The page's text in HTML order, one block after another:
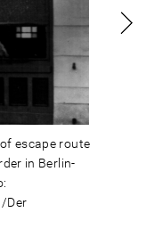
escape route
in Berlin-
Der